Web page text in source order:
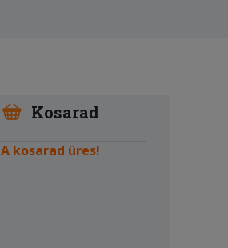
Kosarad
A kosarad üres!